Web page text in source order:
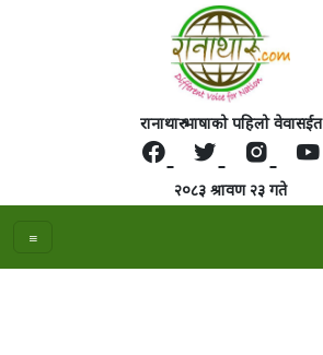
रानाथारु भाषाको पहिलो वेवासईत
२०८३ श्रावण २३ गते